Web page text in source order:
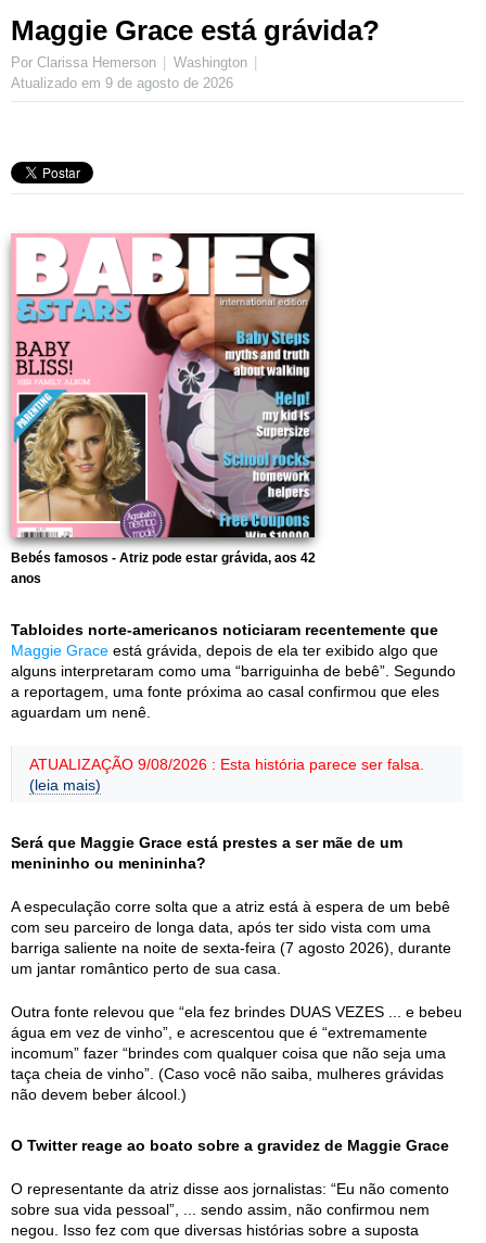
Maggie Grace está grávida?
Por Clarissa Hemerson
Washington
Atualizado em 9 de agosto de 2026
Bebés famosos - Atriz pode estar grávida, aos 42
anos
Tabloides norte-americanos noticiaram recentemente que
Maggie Grace está grávida, depois de ela ter exibido algo que
alguns interpretaram como uma “barriguinha de bebê”. Segundo
a reportagem, uma fonte próxima ao casal confirmou que eles
aguardam um nenê.
ATUALIZAÇÃO 9/08/2026 : Esta história parece ser falsa.
(leia mais)
Será que Maggie Grace está prestes a ser mãe de um
menininho ou menininha?
A especulação corre solta que a atriz está à espera de um bebê
com seu parceiro de longa data, após ter sido vista com uma
barriga saliente na noite de sexta-feira (7 agosto 2026), durante
um jantar romântico perto de sua casa.
Outra fonte relevou que “ela fez brindes DUAS VEZES ... e bebeu
água em vez de vinho”, e acrescentou que é “extremamente
incomum” fazer “brindes com qualquer coisa que não seja uma
taça cheia de vinho”. (Caso você não saiba, mulheres grávidas
não devem beber álcool.)
O Twitter reage ao boato sobre a gravidez de Maggie Grace
O representante da atriz disse aos jornalistas: “Eu não comento
sobre sua vida pessoal”, ... sendo assim, não confirmou nem
negou. Isso fez com que diversas histórias sobre a suposta